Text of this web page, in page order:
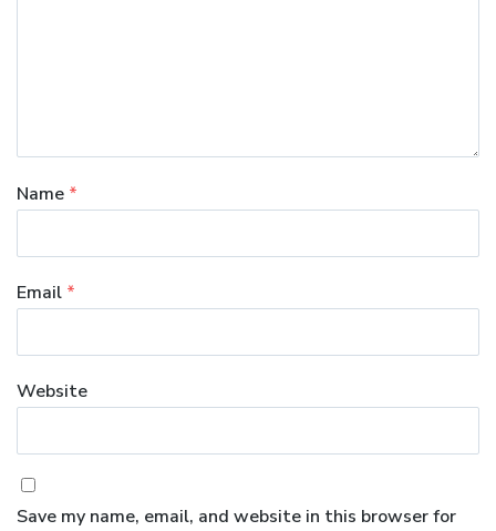
Name *
Email *
Website
Save my name, email, and website in this browser for